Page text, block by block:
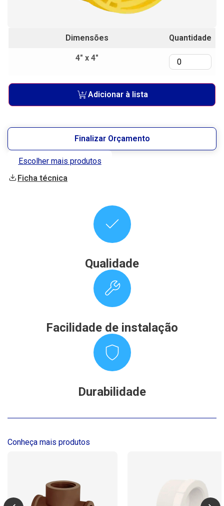
Dimensões Quantidade
4" x 4"
Adicionar à lista
Finalizar Orçamento
Escolher mais produtos
Ficha técnica
Qualidade
Facilidade de instalação
Durabilidade
Conheça mais produtos